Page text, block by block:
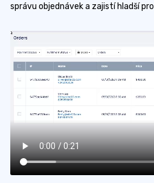
správu objednávek a zajistí hladší